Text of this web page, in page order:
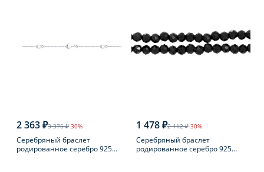
2 363 ₽3 376 ₽-30%
Серебряный браслет
родированное серебро 925
1 478 ₽2 112 ₽-30%
Серебряный браслет
родированное серебро 925